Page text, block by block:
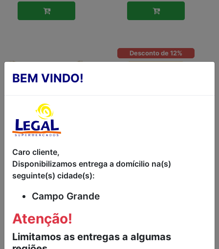
MISTURA PARA
PÃO DE QUEIJO
CASEIRO
PINDUCA 500G
Desconto de 12%
TOP 1KG
BEM VINDO!
Caro cliente,
Disponibilizamos entrega a domícilio na(s)
seguinte(s) cidade(s):
Campo Grande
Atenção!
Limitamos as entregas a algumas